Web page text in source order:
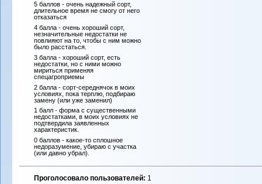
5 баллов - очень надежный сорт,
длительное время не смогу от него
отказаться
4 балла - очень хороший сорт,
незначительные недостатки не
повлияют на то, чтобы с ним можно
было расстаться.
3 балла - хороший сорт, есть
недостатки, но с ними можно
мириться применяя
спецагроприемы
2 балла - сорт-середнячок в моих
условиях, пока терплю, подбираю
замену (или уже заменил)
1 балл - форма с существенными
недостатками, в моих условиях не
подтвердила заявленных
характеристик.
0 баллов - какое-то сплошное
недоразумение, убираю с участка
(или давно убрал).
Проголосовало пользователей: 1